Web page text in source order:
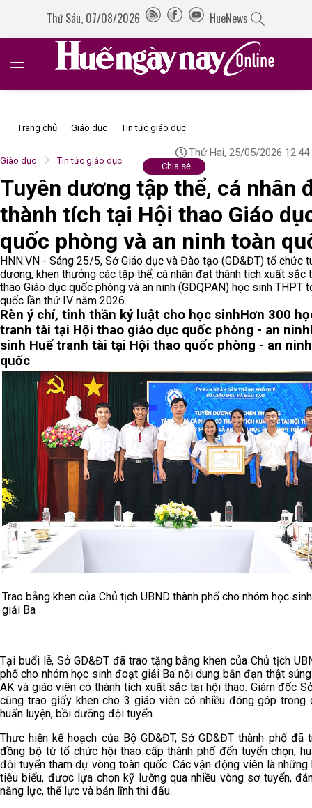
Thứ Sáu, 07/08/2026 HueNews
Trang chủ Giáo dục Tin tức giáo dục
Giáo dục Tin tức giáo dục
Thứ Hai, 25/05/2026 12:44
Chia sẻ
Tuyên dương tập thể, cá nhân
thành tích tại Hội thao Giáo
quốc phòng và an ninh toàn
HNN.VN - Sáng 25/5, Sở Giáo dục và Đào tạo (GD&ĐT) tổ chức
dương, khen thưởng các tập thể, cá nhân đạt thành tích xuất sắc
thao Giáo dục quốc phòng và an ninh (GDQPAN) học sinh THPT
quốc lần thứ IV năm 2026.
Rèn ý chí, tinh thần kỷ luật cho học sinhHơn 300
tranh tài tại Hội thao giáo dục quốc phòng - an ninh
sinh Huế tranh tài tại Hội thao quốc phòng - an
quốc
Trao bằng khen của Chủ tịch UBND thành phố cho nhóm học
giải Ba
Tại buổi lễ, Sở GD&ĐT đã trao tặng bằng khen của Chủ tịch
phố cho nhóm học sinh đoạt giải Ba nội dung bắn đạn thật
AK và giáo viên có thành tích xuất sắc tại hội thao. Giám đốc
cũng trao giấy khen cho 3 giáo viên có nhiều đóng góp trong
huấn luyện, bồi dưỡng đội tuyển.
Thực hiện kế hoạch của Bộ GD&ĐT, Sở GD&ĐT thành phố đã
đồng bộ từ tổ chức hội thao cấp thành phố đến tuyển chọn,
đội tuyển tham dự vòng toàn quốc. Các vận động viên là những
tiêu biểu, được lựa chọn kỹ lưỡng qua nhiều vòng sơ tuyển,
năng lực, thể lực và bản lĩnh thi đấu.